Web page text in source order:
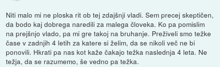
Niti malo mi ne ploska rit ob tej zdajšnji vladi. Sem precej skeptičen,
da bodo kaj dobrega naredili za malega človeka. Ko pa pomislim
na prejšnjo vlado, pa mi gre takoj na bruhanje. Preživeli smo težke
čase v zadnjih 4 letih za katere si želim, da se nikoli več ne bi
ponovili. Hkrati pa nas kot kaže čakajo težka naslednja 4 leta. Ne
težja, da se razumemo, še vedno pa težka.